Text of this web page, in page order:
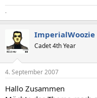
.
ImperialWoozie
Cadet 4th Year
4. September 2007
Hallo Zusammen